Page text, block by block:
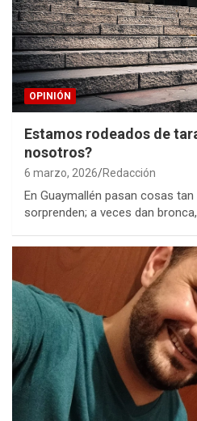
OPINIÓN
Estamos rodeados de
nosotros?
6 marzo, 2026 Redacción
En Guaymallén pasan cosas
sorprenden; a veces dan bronca,